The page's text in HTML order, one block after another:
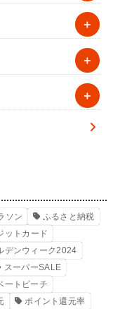
ソン
ふるさと納税
ットカード
デンウィーク2024
スーパーSALE
ートビーチ
ポイント還元率